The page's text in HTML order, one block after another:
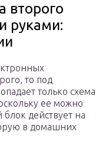
второго
руками:
то под
только схема
ее можно
действует на
в домашних